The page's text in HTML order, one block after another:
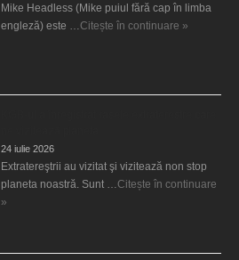
Mike Headless (Mike puiul fără cap în limba
engleză) este … Citește în continuare »
24 iulie 2026
Extratereştrii au vizitat şi vizitează non stop
planeta noastră. Sunt … Citește în continuare
»